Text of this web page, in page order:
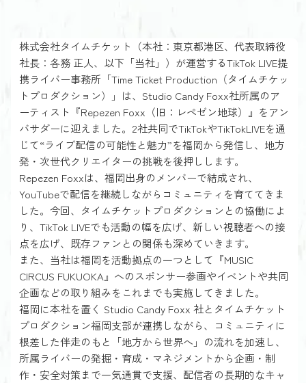
株式会社タイムチケット（本社：東京都港区、代表取締役
社長：各務 正人、以下「当社」）が運営するTikTok LIVE提
携ライバー事務所「Time Ticket Production（タイムチケッ
トプロダクション）」は、Studio Candy Foxx社所属のア
ーティスト『Repezen Foxx（旧：レペゼン地球）』をアン
バサダーに迎えました。2社共同でTikTokやTikTokLIVEを通
じて“ライブ配信の可能性と魅力”を福岡から発信し、地方
発・次世代クリエイターの挑戦を後押しします。
Repezen Foxxは、福岡出身のメンバーで結成され、
YouTubeで配信を継続しながらコミュニティを育ててきま
した。今回、タイムチケットプロダクションとの協働によ
り、TikTok LIVEでも活動の幅を広げ、新しい視聴者への接
点を広げ、既存ファンとの関係も深めていきます。
また、当社は福岡を活動拠点の一つとして『MUSIC
CIRCUS FUKUOKA』へのスポンサー参画やイベントや共同
企画などの取り組みをこれまでも実施してきました。
福岡に本社を置く Studio Candy Foxx 社とタイムチケット
プロダクション福岡支部が連携しながら、コミュニティに
根差した伴走のもと「地方から世界へ」の流れを加速し、
所属ライバーの発掘・育成・マネジメントから企画・制
作・安全対策まで一気通貫で支援、配信者の長期的なキャ